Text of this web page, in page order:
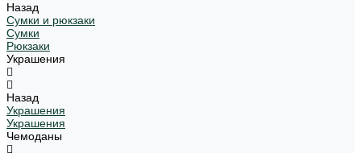
Назад
Сумки и рюкзаки
Сумки
Рюкзаки
Украшения
Назад
Украшения
Украшения
Чемоданы